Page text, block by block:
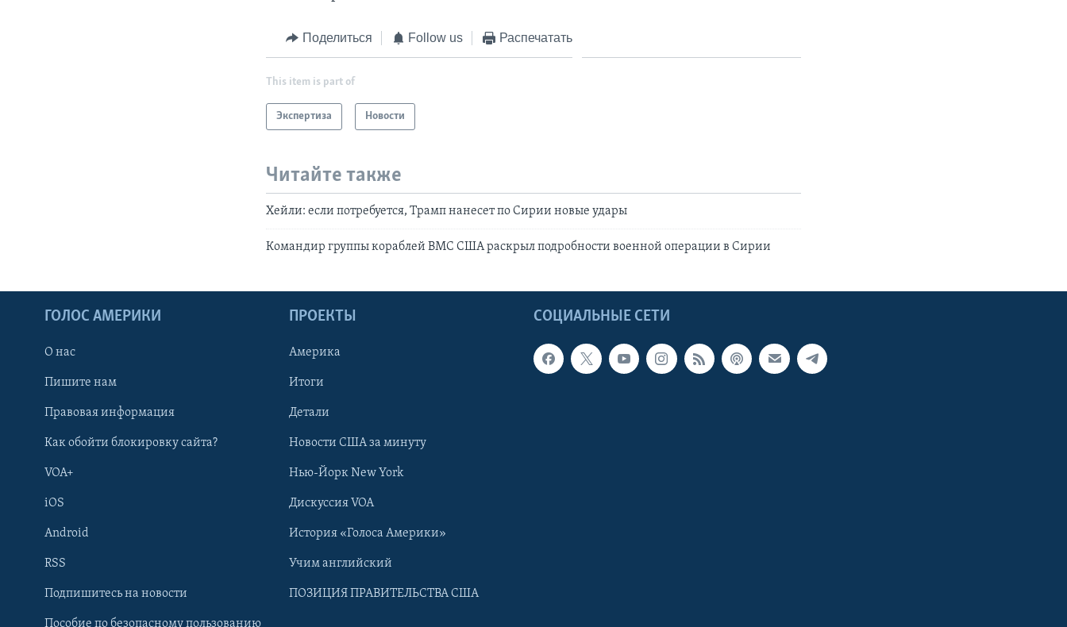
Learning English
Поделиться Follow us Распечатать
This item is part of
Экспертиза Новости
Читайте также
Хейли: если потребуется, Трамп нанесет по Сирии новые удары
Командир группы кораблей ВМС США раскрыл подробности военной операции в Сирии
СОЦИАЛЬНЫЕ СЕТИ
ГОЛОС АМЕРИКИ
О нас
Пишите нам
Правовая информация
Как обойти блокировку сайта?
VOA+
iOS
Android
RSS
Подпишитесь на новости
Пособие по безопасному пользованию
ПРОЕКТЫ
Америка
Итоги
Детали
Новости США за минуту
Нью-Йорк New York
Дискуссия VOA
История «Голоса Америки»
Учим английский
ПОЗИЦИЯ ПРАВИТЕЛЬСТВА США